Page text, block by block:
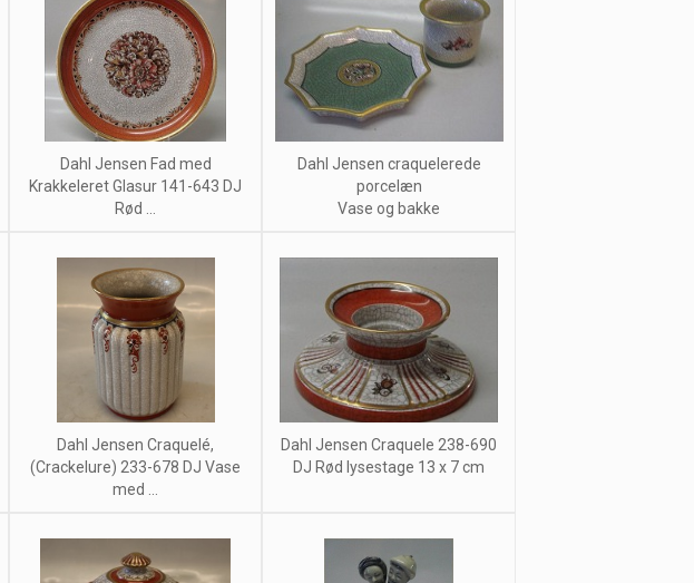
Dahl Jensen Fad med
Krakkeleret Glasur 141-643 DJ
Rød ...
Dahl Jensen craquelerede
porcelæn
Vase og bakke
Dahl Jensen Craquelé,
(Crackelure) 233-678 DJ Vase
med ...
Dahl Jensen Craquele 238-690
DJ Rød lysestage 13 x 7 cm